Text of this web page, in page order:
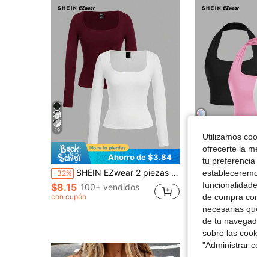
19
Ahorro de $3.84
-32% SHEIN EZwear 2 piezas Conjunto de camisetas casuales de manga larga con cuello cuadrado y ajuste ceñido para mujer, color burdeos y blanco, adecuado para otoño/invierno
$8.15 100+ vendidos
con cupón
13
-10% SHEIN EZwear Conjunto de 3 tops
$7.69 1.2k+
Utilizamos
ofrecerte la
tu preferencia
de compra
necesarias
de tu
sobre las
"Administrar